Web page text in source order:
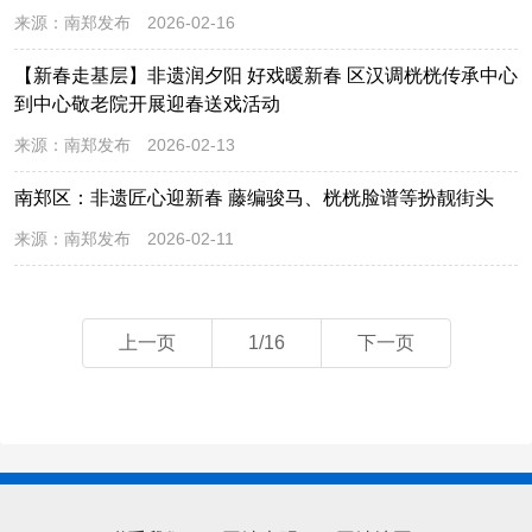
来源： 南郑发布 2026-02-16
【新春走基层】非遗润夕阳 好戏暖新春 区汉调桄桄传承中心
到中心敬老院开展迎春送戏活动
来源： 南郑发布 2026-02-13
南郑区：非遗匠心迎新春 藤编骏马、桄桄脸谱等扮靓街头
来源： 南郑发布 2026-02-11
上一页 1/16 下一页